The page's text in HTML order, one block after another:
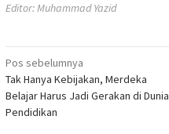
Editor: Muhammad Yazid
Navigasi
pos
Pos sebelumnya
Tak Hanya Kebijakan, Merdeka
Belajar Harus Jadi Gerakan di Dunia
Pendidikan